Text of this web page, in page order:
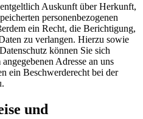
Auskunft über Herkunft,
personenbezogenen
ein Recht, die Berichtigung,
zu verlangen. Hierzu sowie
können Sie sich
Adresse an uns
ein Beschwerderecht bei der
und